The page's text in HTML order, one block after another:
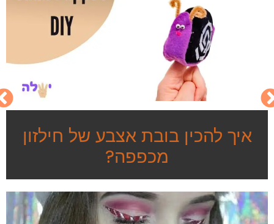
איך להכין בובת אצבע של חילזון
מכפפה?